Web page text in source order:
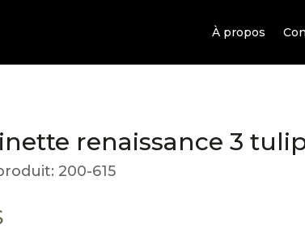
À propos
renaissance 3
200-615